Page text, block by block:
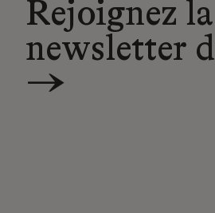
Rejoignez la
newsletter
→